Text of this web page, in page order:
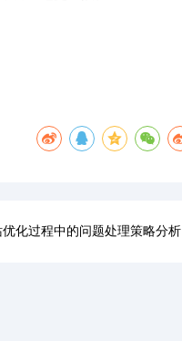
优化过程中的问题处理策略分析